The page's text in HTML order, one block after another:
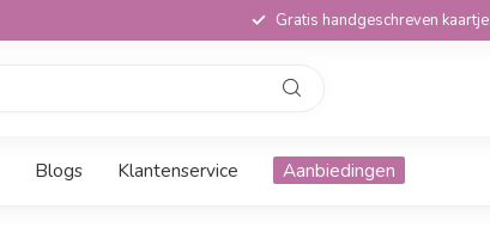
Gratis handgeschreven kaartje
Blogs Klantenservice Aanbiedingen